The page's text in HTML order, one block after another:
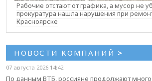
Рабочие отстают от графика, а мусор не
прокуратура нашла нарушения при
Красноярске
НОВОСТИ КОМПАНИЙ >
07 августа 2026 14:42
По данным ВТБ, россияне продолжают много